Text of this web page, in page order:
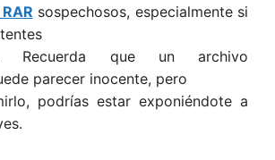
sospechosos, especialmente si
Recuerda que un archivo
parecer inocente, pero
podrías estar exponiéndote a